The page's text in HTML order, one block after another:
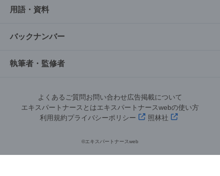
用語・資料
バックナンバー
執筆者・監修者
よくあるご質問お問い合わせ広告掲載について
エキスパートナースとはエキスパートナースwebの使い方
利用規約プライバシーポリシー 照林社
©︎エキスパートナースweb